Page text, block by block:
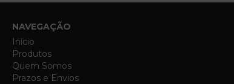
NAVEGAÇÃO
Início
Produtos
Quem Somos
Prazos e Envios